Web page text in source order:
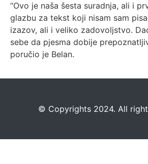
“Ovo je naša šesta suradnja, ali i
glazbu za tekst koji nisam sam
izazov, ali i veliko zadovoljstvo.
sebe da pjesma dobije
poručio je Belan.
©️ Copyrights 2024. All